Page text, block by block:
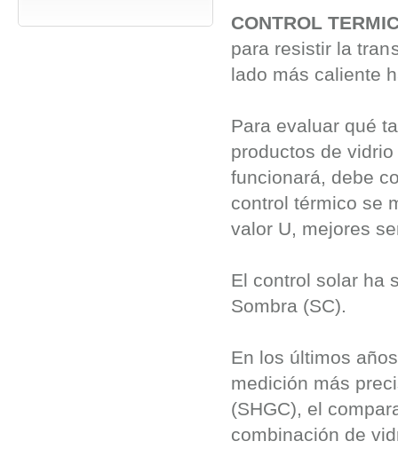
CONTROL
para resistir la
lado más caliente
Para evaluar qué
productos de
funcionará, debe
control térmico se
valor U, mejores
El control solar ha
Sombra (SC).
En los últimos
medición más
(SHGC), el
combinación de